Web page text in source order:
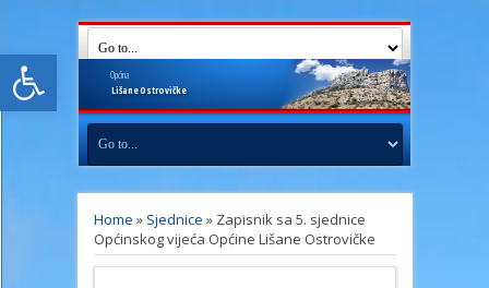
Open toolbar
LišaneOstrovičke
Općina
Home » Sjednice » Zapisnik sa 5. sjednice
Općinskog vijeća Općine Lišane Ostrovičke